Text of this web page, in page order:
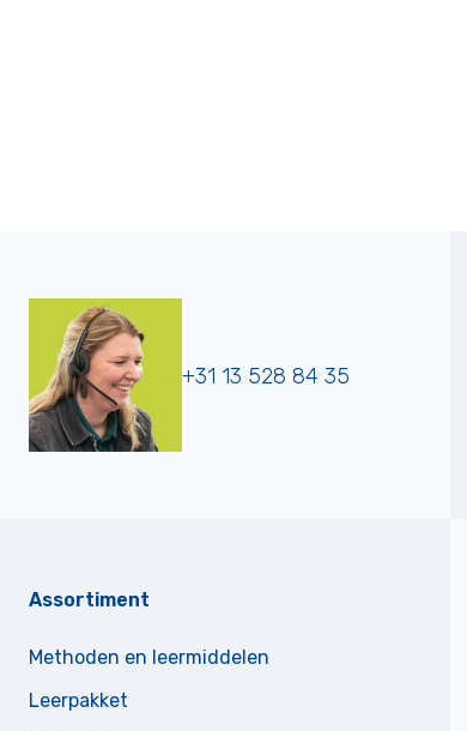
+31 13 528 84 35
Assortiment
Methoden en leermiddelen
Leerpakket